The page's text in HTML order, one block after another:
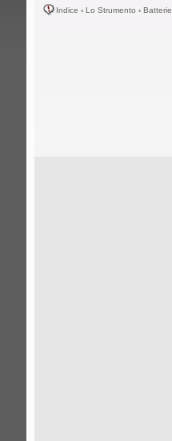
Indice ‹ Lo Strumento ‹ Batterie